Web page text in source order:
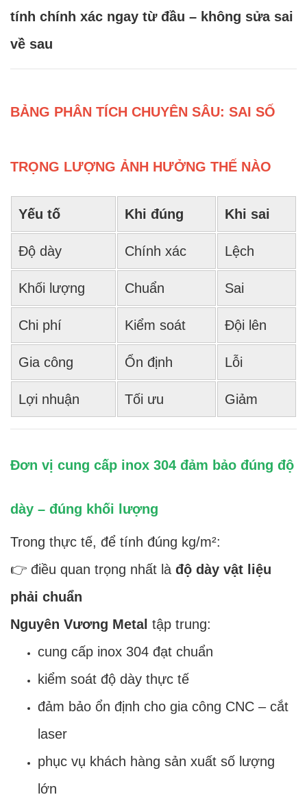
tính chính xác ngay từ đầu – không sửa sai
về sau
BẢNG PHÂN TÍCH CHUYÊN SÂU: SAI SỐ
TRỌNG LƯỢNG ẢNH HƯỞNG THẾ NÀO
Yếu tố Khi đúng Khi sai
Độ dày Chính xác Lệch
Khối lượng Chuẩn Sai
Chi phí Kiểm soát Đội lên
Gia công Ổn định Lỗi
Lợi nhuận Tối ưu Giảm
Đơn vị cung cấp inox 304 đảm bảo đúng độ
dày – đúng khối lượng
Trong thực tế, để tính đúng kg/m²:
👉 điều quan trọng nhất là độ dày vật liệu
phải chuẩn
Nguyên Vương Metal tập trung:
cung cấp inox 304 đạt chuẩn
kiểm soát độ dày thực tế
đảm bảo ổn định cho gia công CNC – cắt
laser
phục vụ khách hàng sản xuất số lượng
lớn